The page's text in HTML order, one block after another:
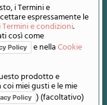
i Termini e
espressamente le
Termini e condizioni.
così come
Policy e nellaCookie
prodotto e
miei gusti e le mie
Policy )(facoltativo)